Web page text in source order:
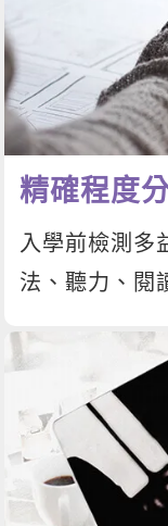
新聞英文
精確程度
入學前檢測多
法、聽力、閱